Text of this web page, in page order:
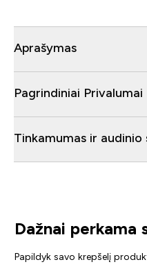
Aprašymas
Pagrindiniai Privalumai
Tinkamumas ir audinio
Dažnai perkama
Papildyk savo krepšelį